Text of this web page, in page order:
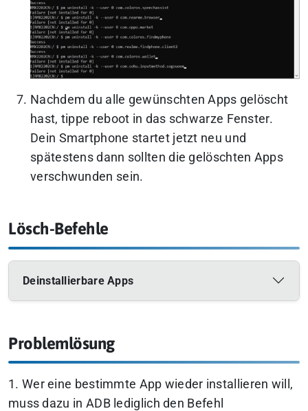
Nachdem du alle gewünschten Apps gelöscht
hast, tippe reboot in das schwarze Fenster.
Dein Smartphone startet jetzt neu und
spätestens dann sollten die gelöschten Apps
verschwunden sein.
Lösch-Befehle
Deinstallierbare Apps
Problemlösung
1. Wer eine bestimmte App wieder installieren will,
muss dazu in ADB lediglich den Befehl